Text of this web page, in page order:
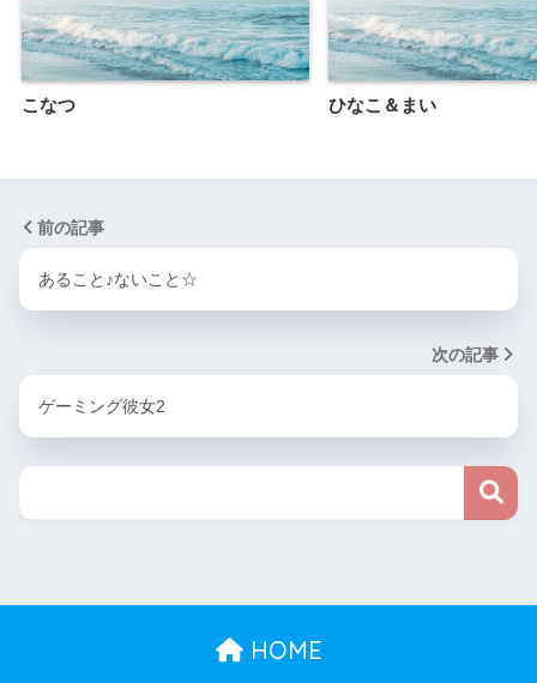
こなつ ひなこ＆まい
前の記事
あること♪ないこと☆
次の記事
ゲーミング彼女2
HOME